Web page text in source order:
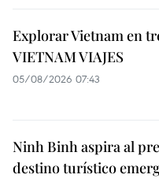
Explorar Vietnam en
VIETNAM VIAJES
05/08/2026 07:43
Ninh Binh aspira al
destino turístico